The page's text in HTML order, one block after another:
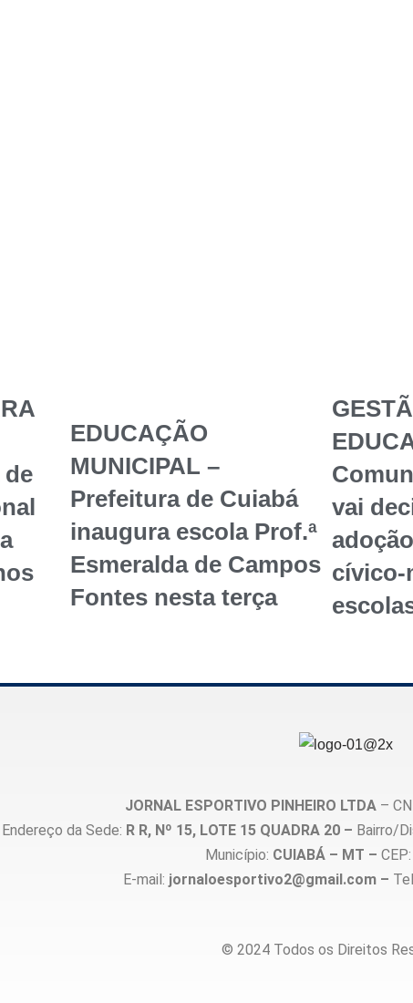
EDUCAÇÃO
MUNICIPAL –
Prefeitura de Cuiabá
inaugura escola Prof.ª
Esmeralda de Campos
Fontes nesta terça
vai
cívico-
JORNAL ESPORTIVO PINHEIRO LTDA–
Endereço da Sede: R R, Nº 15, LOTE 15 QUADRA 20 – Bairro/
Município: CUIABÁ – MT – CEP:
E-mail: jornaloesportivo2@gmail.com –
© 2024 Todos os Direitos